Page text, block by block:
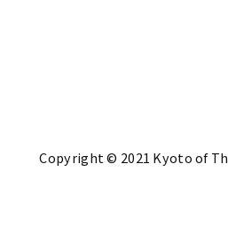
Copyright © 2021 Kyoto of